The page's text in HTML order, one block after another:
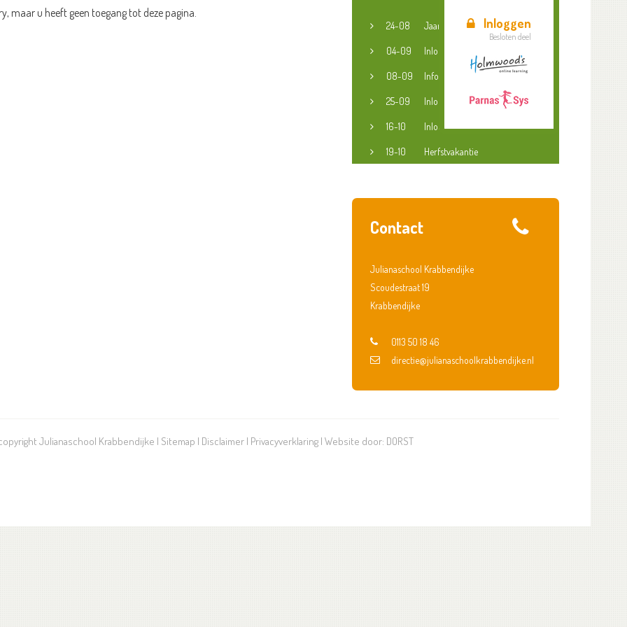
Inloggen
Besloten deel
maar u heeft geen toegang tot deze pagina.
24-08 Jaaropening
04-09 Inloopspreekuur jeugdconsulent
08-09 Informatieavond groep 3-8
25-09 Inloopspreekuur jeugdconsulent
16-10 Inloopspreekuur jeugdconsulent
19-10 Herfstvakantie
Contact
Julianaschool Krabbendijke
Scoudestraat 19
Krabbendijke
0113 50 18 46
directie@julianaschoolkrabbendijke.nl
Julianaschool Krabbendijke | Sitemap | Disclaimer | Privacyverklaring | Website door: DORST